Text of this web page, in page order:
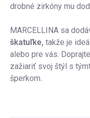
drobné zirkóny mu
MARCELLINA sa
škatuľke, takže je
alebo pre vás.
zažiariť svoj štýl s
šperkom.